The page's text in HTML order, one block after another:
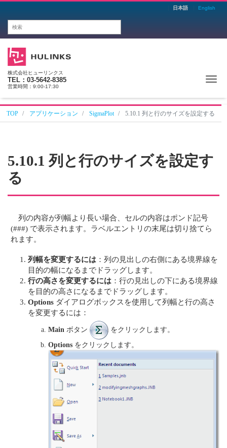
日本語 English
株式会社ヒューリンクス
TEL：03-5642-8385
営業時間：9:00-17:30
TOP アプリケーション SigmaPlot 5.10.1 列と行のサイズを設定する
5.10.1 列と行のサイズを設定す
る
列の内容が列幅より長い場合、セルの内容はポンド記号
(###) で表示されます。ラベルエントリの末尾は切り捨てら
れます。
列幅を変更するには ：列の見出しの右側にある境界線を
目的の幅になるまでドラッグします。
行の高さを変更するには ：行の見出しの下にある境界線
を目的の高さになるまでドラッグします。
Options ダイアログボックスを使用して列幅と行の高さ
を変更するには：
Main ボタン
をクリックします。
Options をクリックします。